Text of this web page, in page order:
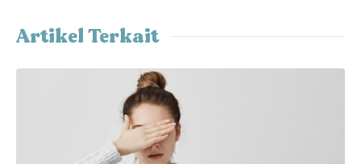
Artikel Terkait